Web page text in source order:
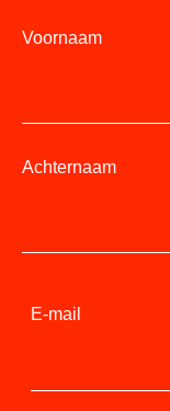
Voornaam
Achternaam
E-mail